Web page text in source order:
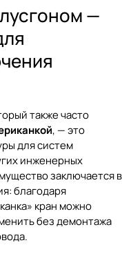
—
также часто
, — это
для систем
инженерных
заключается в
благодаря
кран можно
без демонтажа